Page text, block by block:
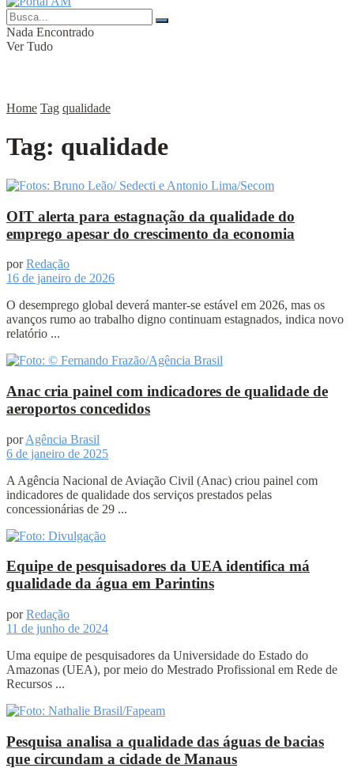
Nada Encontrado
Ver Tudo
Home Tag qualidade
Tag: qualidade
OIT alerta para estagnação da qualidade do
emprego apesar do crescimento da economia
por Redação
16 de janeiro de 2026
O desemprego global deverá manter-se estável em 2026, mas os
avanços rumo ao trabalho digno continuam estagnados, indica novo
relatório ...
Anac cria painel com indicadores de qualidade de
aeroportos concedidos
por Agência Brasil
6 de janeiro de 2025
A Agência Nacional de Aviação Civil (Anac) criou painel com
indicadores de qualidade dos serviços prestados pelas
concessionárias de 29 ...
Equipe de pesquisadores da UEA identifica má
qualidade da água em Parintins
por Redação
11 de junho de 2024
Uma equipe de pesquisadores da Universidade do Estado do
Amazonas (UEA), por meio do Mestrado Profissional em Rede de
Recursos ...
Pesquisa analisa a qualidade das águas de bacias
que circundam a cidade de Manaus